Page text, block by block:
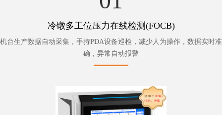
冷镦多工位压力在线检测(FOCB)
机台生产数据自动采集，手持PDA设备巡检，减少人为操作，数据实时准
确，异常自动报警